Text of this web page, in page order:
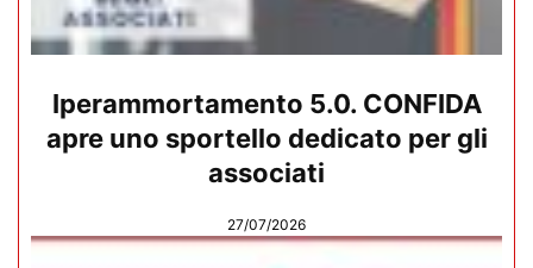
Iperammortamento 5.0. CONFIDA
apre uno sportello dedicato per gli
associati
27/07/2026